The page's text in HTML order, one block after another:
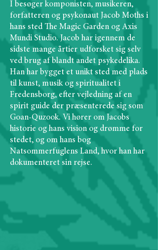
I besøger komponisten, musikeren,
forfatteren og psykonaut Jacob Moths i
hans sted The Magic Garden og Axis
Mundi Studio. Jacob har igennem de
sidste mange årtier udforsket sig selv
ved brug af blandt andet psykedelika.
Han har bygget et unikt sted med plads
til kunst, musik og spiritualitet i
Fredensborg, efter vejledning af en
spirit guide der præsenterede sig som
Goan-Quzook. Vi hører om Jacobs
historie og hans vision og drømme for
stedet, og om hans bog
Natsommerfuglens Land, hvor han har
dokumenteret sin rejse.